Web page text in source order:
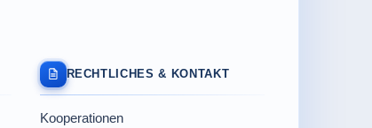
RECHTLICHES & KONTAKT
Kooperationen